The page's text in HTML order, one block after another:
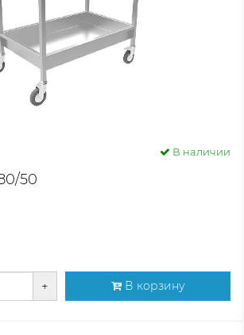
В наличии
50
+ В корзину